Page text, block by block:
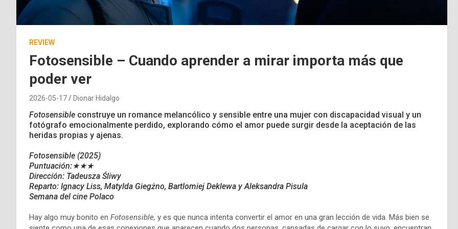
REVIEW
Fotosensible – Cuando aprender a mirar importa más que
poder ver
2026-05-17 Dionar Hidalgo
Fotosensible construye un romance melancólico y sensible entre una mujer con discapacidad visual y un
fotógrafo emocionalmente perdido, explorando cómo el amor puede surgir desde la aceptación de las
heridas propias y ajenas.
Fotosensible (2025)
Puntuación:★★★
Dirección: Tadeusza Śliwy
Reparto: Ignacy Liss, Matylda Giegżno, Bartlomiej Deklewa y Aleksandra Pisula
Semana del cine Polaco
Hay algo muy bonito en Fotosensible, y es que nunca intenta convertir el amor en una gran lección de vida. Más bien se